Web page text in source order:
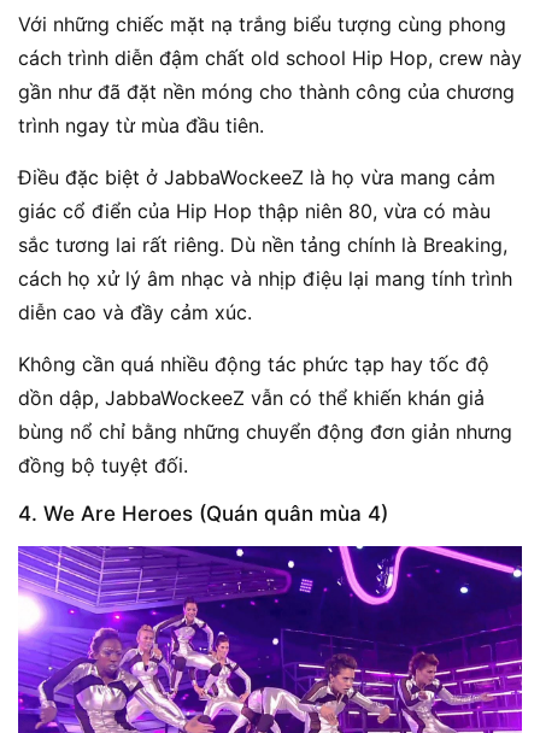
Với những chiếc mặt nạ trắng biểu tượng cùng phong
cách trình diễn đậm chất old school Hip Hop, crew này
gần như đã đặt nền móng cho thành công của chương
trình ngay từ mùa đầu tiên.
Điều đặc biệt ở JabbaWockeeZ là họ vừa mang cảm
giác cổ điển của Hip Hop thập niên 80, vừa có màu
sắc tương lai rất riêng. Dù nền tảng chính là Breaking,
cách họ xử lý âm nhạc và nhịp điệu lại mang tính trình
diễn cao và đầy cảm xúc.
Không cần quá nhiều động tác phức tạp hay tốc độ
dồn dập, JabbaWockeeZ vẫn có thể khiến khán giả
bùng nổ chỉ bằng những chuyển động đơn giản nhưng
đồng bộ tuyệt đối.
4. We Are Heroes (Quán quân mùa 4)